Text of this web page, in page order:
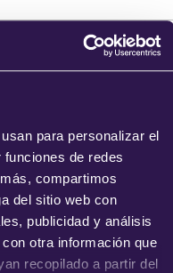
para personalizar el
de redes
compartimos
del sitio web con
publicidad y análisis
otra información que
recopilado a partir del